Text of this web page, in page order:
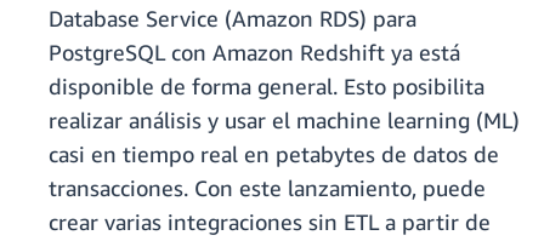
Database Service (Amazon RDS) para
PostgreSQL con Amazon Redshift ya está
disponible de forma general. Esto posibilita
realizar análisis y usar el machine learning (ML)
casi en tiempo real en petabytes de datos de
transacciones. Con este lanzamiento, puede
crear varias integraciones sin ETL a partir de